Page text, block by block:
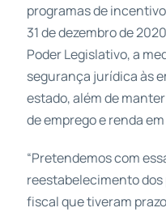
programas de
31 de dezembro de
Poder Legislativo, a
segurança jurídica às
estado, além de
de emprego e renda em
“Pretendemos com
reestabelecimento
fiscal que tiveram